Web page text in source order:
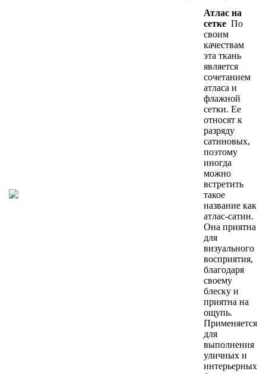
Атлас на
сетке По
своим
качествам
эта ткань
является
сочетанием
атласа и
флажной
сетки. Ее
относят к
разряду
сатиновых,
поэтому
иногда
можно
встретить
такое
название как
атлас-сатин.
Она приятна
для
визуального
восприятия,
благодаря
своему
блеску и
приятна на
ощупь.
Применяется
для
выполнения
уличных и
интерьерных